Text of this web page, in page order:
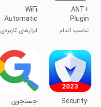
ANT+
Plugin
Manager
Launcher
تناسب اندام
WiFi
Automatic
ابزارهای کاربردی
Security:
جستجوی